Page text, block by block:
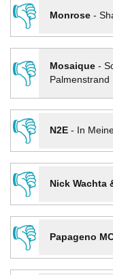
👎
Monrose-
👎
Mosaique-
Palmenstrand
👎
N2E- In
👎
Nick Wachta
👎
Papageno